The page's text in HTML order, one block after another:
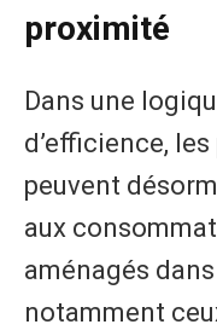
proximité
Dans une
d’efficience,
peuvent
aux
aménagés
notamment